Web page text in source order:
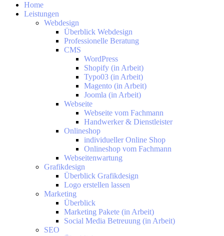
Home
Leistungen
Webdesign
Überblick Webdesign
Professionelle Beratung
CMS
WordPress
Shopify (in Arbeit)
Typo03 (in Arbeit)
Magento (in Arbeit)
Joomla (in Arbeit)
Webseite
Webseite vom Fachmann
Handwerker & Dienstleister
Onlineshop
individueller Online Shop
Onlineshop vom Fachmann
Webseitenwartung
Grafikdesign
Überblick Grafikdesign
Logo erstellen lassen
Marketing
Überblick
Marketing Pakete (in Arbeit)
Social Media Betreuung (in Arbeit)
SEO